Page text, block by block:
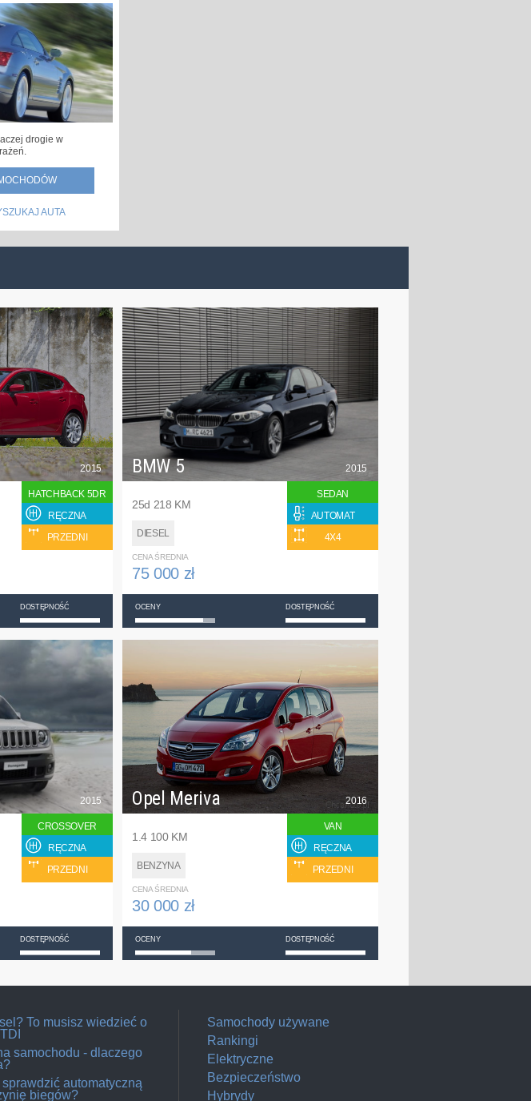
drogie w
AUTA
2015
HATCHBACK 5DR
RĘCZNA
PRZEDNI
DOSTĘPNOŚĆ
BMW 5
25d 218 KM
DIESEL
2015
SEDAN
AUTOMAT
4X4
CENA ŚREDNIA
75 000 zł
OCENY DOSTĘPNOŚĆ
2015
CROSSOVER
RĘCZNA
PRZEDNI
DOSTĘPNOŚĆ
Opel Meriva
1.4 100 KM
BENZYNA
2016
VAN
RĘCZNA
PRZEDNI
CENA ŚREDNIA
30 000 zł
OCENY DOSTĘPNOŚĆ
To musisz wiedzieć o
samochodu - dlaczego
automatyczną
biegów?
Samochody używane
Rankingi
Elektryczne
Bezpieczeństwo
Hybrydy